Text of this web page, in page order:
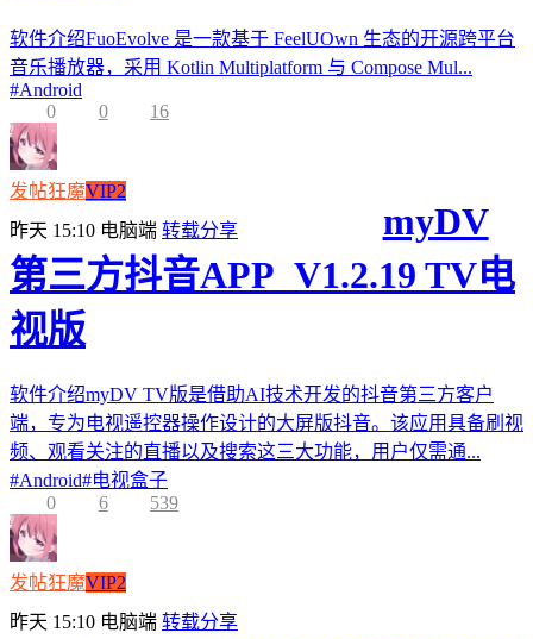
软件介绍FuoEvolve 是一款基于 FeelUOwn 生态的开源跨平台
音乐播放器，采用 Kotlin Multiplatform 与 Compose Mul...
#Android
0
0 16
发帖狂魔VIP2
昨天 15:10 电脑端 转载分享
myDV
第三方抖音APP_V1.2.19 TV电
视版
软件介绍myDV TV版是借助AI技术开发的抖音第三方客户
端，专为电视遥控器操作设计的大屏版抖音。该应用具备刷视
频、观看关注的直播以及搜索这三大功能，用户仅需通...
#Android#电视盒子
0
6 539
发帖狂魔VIP2
昨天 15:10 电脑端 转载分享